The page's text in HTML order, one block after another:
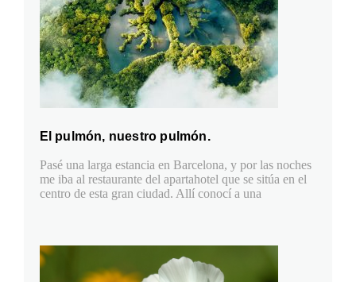
El pulmón, nuestro pulmón.
Pasé una larga estancia en Barcelona, y por las noches
me iba al restaurante del apartahotel que se sitúa en el
centro de esta gran ciudad. Allí conocí a una